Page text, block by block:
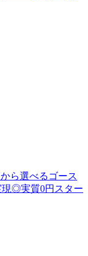
ら選べるゴース
現◎実質0円スター